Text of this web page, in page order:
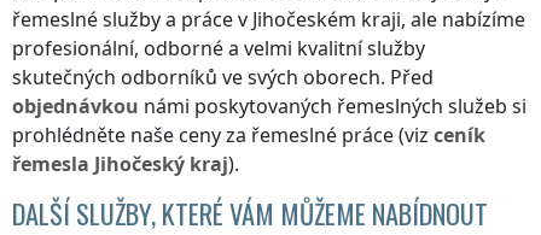
řemeslné služby a prácev Jihočeském kraji, ale nabízíme
profesionální, odborné a velmi kvalitní služby
skutečných odborníků ve svých oborech. Před
objednávkou námi poskytovaných řemeslných služeb si
prohlédněte naše ceny za řemeslné práce (viz ceník
řemesla Jihočeský kraj).
DALŠÍ SLUŽBY, KTERÉ VÁM MŮŽEME NABÍDNOUT